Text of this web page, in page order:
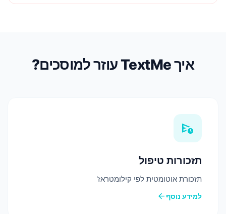
איך TextMe עוזר למוסכים?
schedule_send
תזכורות טיפול
תזכורת אוטומטית לפי קילומטראז'
למידע נוסףarrow_back